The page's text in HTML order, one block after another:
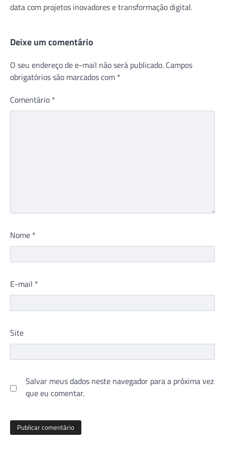
data com projetos inovadores e transformação digital.
Deixe um comentário
O seu endereço de e-mail não será publicado. Campos
obrigatórios são marcados com *
Comentário *
Nome *
E-mail *
Site
Salvar meus dados neste navegador para a próxima vez
que eu comentar.